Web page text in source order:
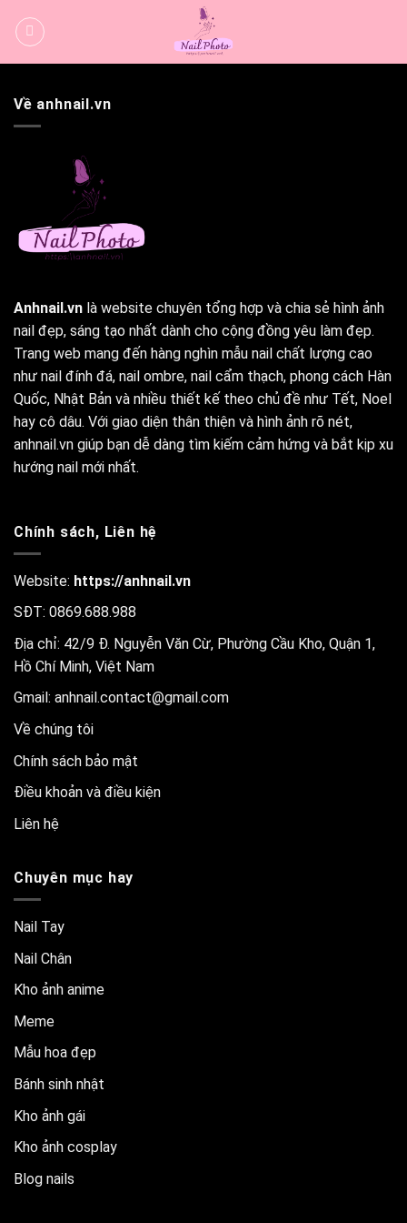
qua
Về anhnail.vn
Anhnail.vn là website chuyên tổng hợp và chia sẻ hình ảnh
nail đẹp, sáng tạo nhất dành cho cộng đồng yêu làm đẹp.
Trang web mang đến hàng nghìn mẫu nail chất lượng cao
như nail đính đá, nail ombre, nail cẩm thạch, phong cách Hàn
Quốc, Nhật Bản và nhiều thiết kế theo chủ đề như Tết, Noel
hay cô dâu. Với giao diện thân thiện và hình ảnh rõ nét,
anhnail.vn giúp bạn dễ dàng tìm kiếm cảm hứng và bắt kịp xu
hướng nail mới nhất.
Chính sách, Liên hệ
Website: https://anhnail.vn
SĐT: 0869.688.988
Địa chỉ: 42/9 Đ. Nguyễn Văn Cừ, Phường Cầu Kho, Quận 1,
Hồ Chí Minh, Việt Nam
Gmail: anhnail.contact@gmail.com
Về chúng tôi
Chính sách bảo mật
Điều khoản và điều kiện
Liên hệ
Chuyên mục hay
Nail Tay
Nail Chân
Kho ảnh anime
Meme
Mẫu hoa đẹp
Bánh sinh nhật
Kho ảnh gái
Kho ảnh cosplay
Blog nails